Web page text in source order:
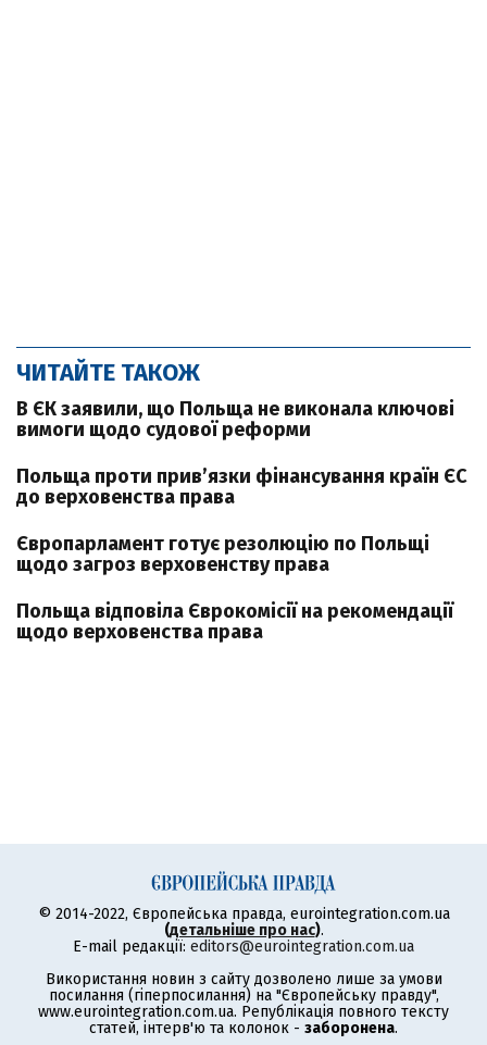
ЧИТАЙТЕ ТАКОЖ
В ЄК заявили, що Польща не виконала ключові
вимоги щодо судової реформи
Польща проти прив’язки фінансування країн ЄС
до верховенства права
Європарламент готує резолюцію по Польщі
щодо загроз верховенству права
Польща відповіла Єврокомісії на рекомендації
щодо верховенства права
© 2014-2022, Європейська правда, eurointegration.com.ua
(детальніше про нас).
E-mail редакції: editors@eurointegration.com.ua
Використання новин з сайту дозволено лише за умови
посилання (гіперпосилання) на "Європейську правду",
www.eurointegration.com.ua. Републікація повного тексту
статей, інтерв'ю та колонок - заборонена.